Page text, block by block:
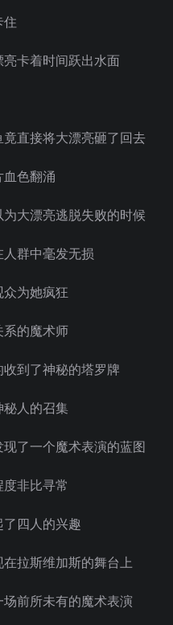
住
卡着时间跃出水面
直接将大漂亮砸了回去
色翻涌
大漂亮逃脱失败的时候
群中毫发无损
为她疯狂
系的魔术师
到了神秘的塔罗牌
人的召集
了一个魔术表演的蓝图
非比寻常
四人的兴趣
拉斯维加斯的舞台上
前所未有的魔术表演